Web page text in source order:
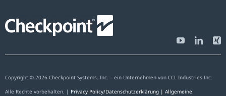
Copyright © 2026 Checkpoint Systems. Inc. – ein Unternehmen von CCL Industries Inc.
Alle Rechte vorbehalten. | Privacy Policy/Datenschutzerklärung | Allgemeine